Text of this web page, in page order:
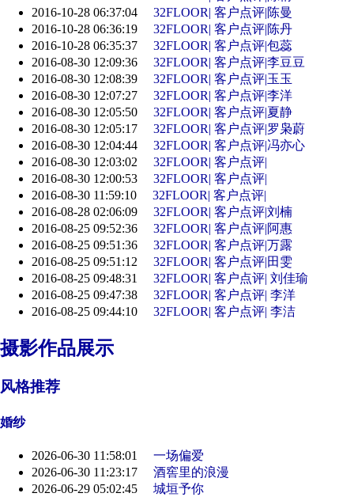
2016-10-28 06:37:04
32FLOOR| 客户点评|陈曼
2016-10-28 06:36:19
32FLOOR| 客户点评|陈丹
2016-10-28 06:35:37
32FLOOR| 客户点评|包蕊
2016-08-30 12:09:36
32FLOOR| 客户点评|李豆豆
2016-08-30 12:08:39
32FLOOR| 客户点评|玉玉
2016-08-30 12:07:27
32FLOOR| 客户点评|李洋
2016-08-30 12:05:50
32FLOOR| 客户点评|夏静
2016-08-30 12:05:17
32FLOOR| 客户点评|罗枭蔚
2016-08-30 12:04:44
32FLOOR| 客户点评|冯亦心
2016-08-30 12:03:02
32FLOOR| 客户点评|
2016-08-30 12:00:53
32FLOOR| 客户点评|
2016-08-30 11:59:10
32FLOOR| 客户点评|
2016-08-28 02:06:09
32FLOOR| 客户点评|刘楠
2016-08-25 09:52:36
32FLOOR| 客户点评|阿惠
2016-08-25 09:51:36
32FLOOR| 客户点评|万露
2016-08-25 09:51:12
32FLOOR| 客户点评|田雯
2016-08-25 09:48:31
32FLOOR| 客户点评| 刘佳瑜
2016-08-25 09:47:38
32FLOOR| 客户点评| 李洋
2016-08-25 09:44:10
32FLOOR| 客户点评| 李洁
摄影作品展示
风格推荐
婚纱
2026-06-30 11:58:01
一场偏爱
2026-06-30 11:23:17
酒窖里的浪漫
2026-06-29 05:02:45
城垣予你